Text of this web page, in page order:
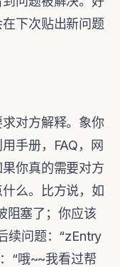
下次贴出新问题
对方解释。象你
手册，FAQ，网
你真的需要对方
么。比方说，如
阻塞了；你应该
续问题：“zEntry
“哦~~我看过帮